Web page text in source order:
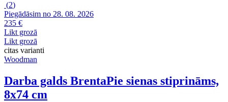
(2)
Piegādāsim no 28. 08. 2026
235 €
Likt grozā
Likt grozā
citas varianti
Woodman
Darba galds BrentaPie sienas stiprināms,
8x74 cm